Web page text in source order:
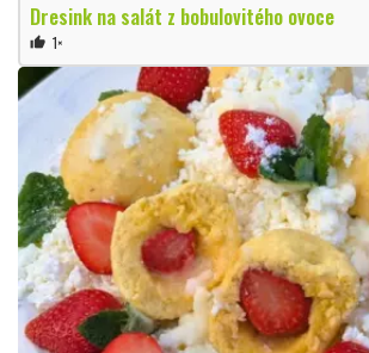
Dresink na salát z bobulovitého ovoce
thumb_up 1×